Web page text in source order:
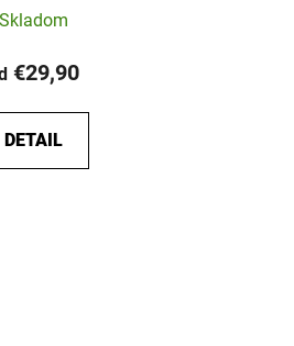
hodnotenie
produktu
5,0
z
Skladom
€29,90
DETAIL